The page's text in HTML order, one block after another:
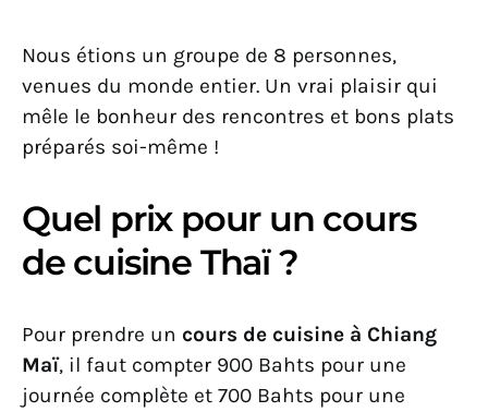
Nous étions un groupe de 8 personnes,
venues du monde entier. Un vrai plaisir qui
mêle le bonheur des rencontres et bons plats
préparés soi-même !
Quel prix pour un cours
de cuisine Thaï ?
Pour prendre un cours de cuisine à Chiang
Maï, il faut compter 900 Bahts pour une
journée complète et 700 Bahts pour une